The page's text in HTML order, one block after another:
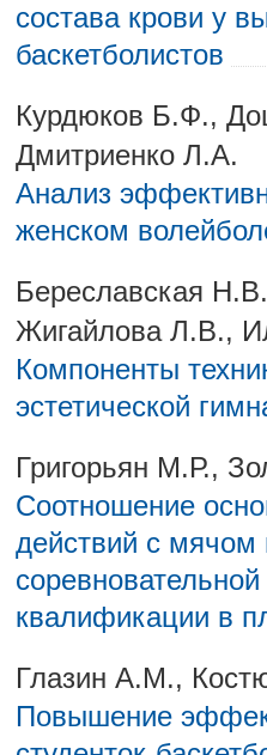
состава крови у
баскетболистов
Курдюков Б.Ф.,
Дмитриенко Л.А.
Анализ
женском
Береславская
Жигайлова Л.В.,
Компоненты
эстетической
Григорьян М.Р.,
Соотношение
действий с мячом
квалификации в
Глазин А.М.,
Повышение